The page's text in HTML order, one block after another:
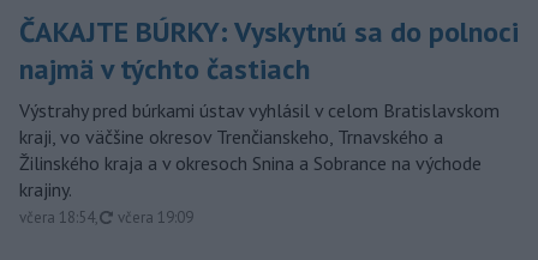
ČAKAJTE BÚRKY: Vyskytnú sa do polnoci
najmä v týchto častiach
Výstrahy pred búrkami ústav vyhlásil v celom Bratislavskom
kraji, vo väčšine okresov Trenčianskeho, Trnavského a
Žilinského kraja a v okresoch Snina a Sobrance na východe
krajiny.
včera 18:54, aktualizované
včera 19:09